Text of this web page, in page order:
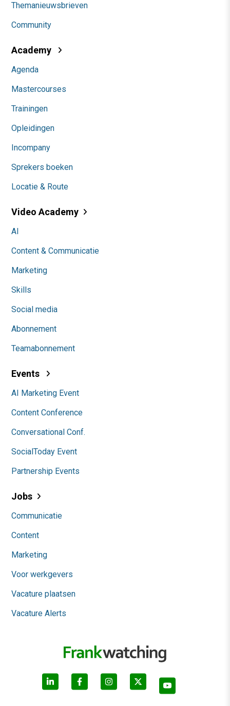
Themanieuwsbrieven
Community
Academy
Agenda
Mastercourses
Trainingen
Opleidingen
Incompany
Sprekers boeken
Locatie & Route
Video Academy
AI
Content & Communicatie
Marketing
Skills
Social media
Abonnement
Teamabonnement
Events
AI Marketing Event
Content Conference
Conversational Conf.
SocialToday Event
Partnership Events
Jobs
Communicatie
Content
Marketing
Voor werkgevers
Vacature plaatsen
Vacature Alerts